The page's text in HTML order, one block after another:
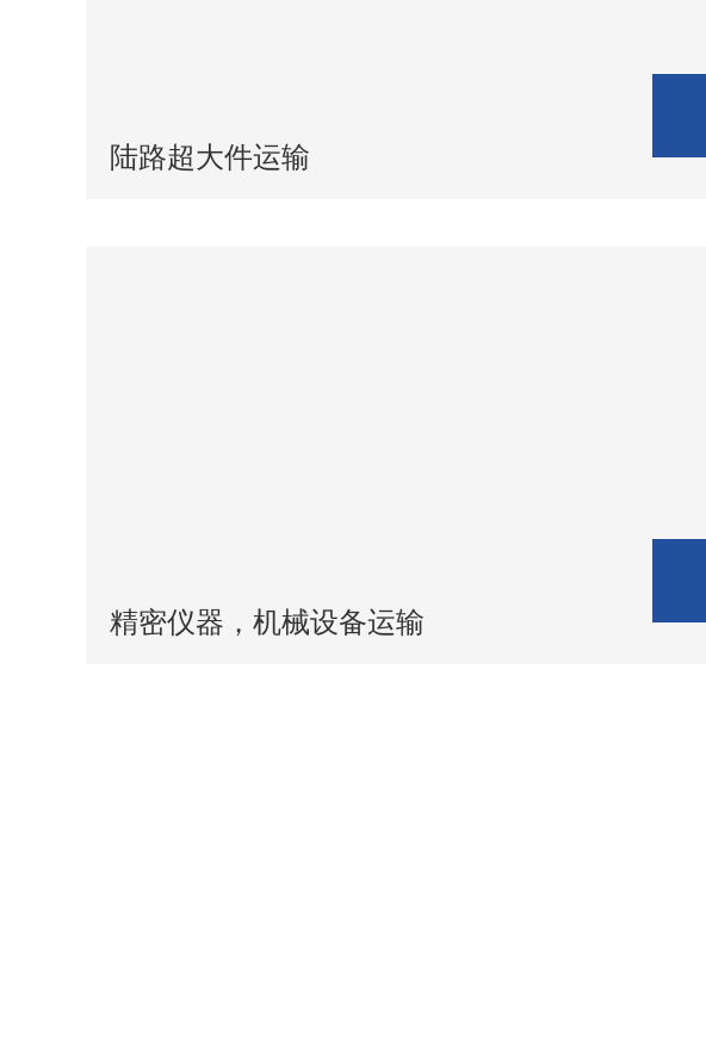
陆路超大件运输
精密仪器，机械设备运输